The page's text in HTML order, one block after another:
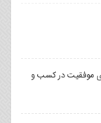
موفقیت در کسب و